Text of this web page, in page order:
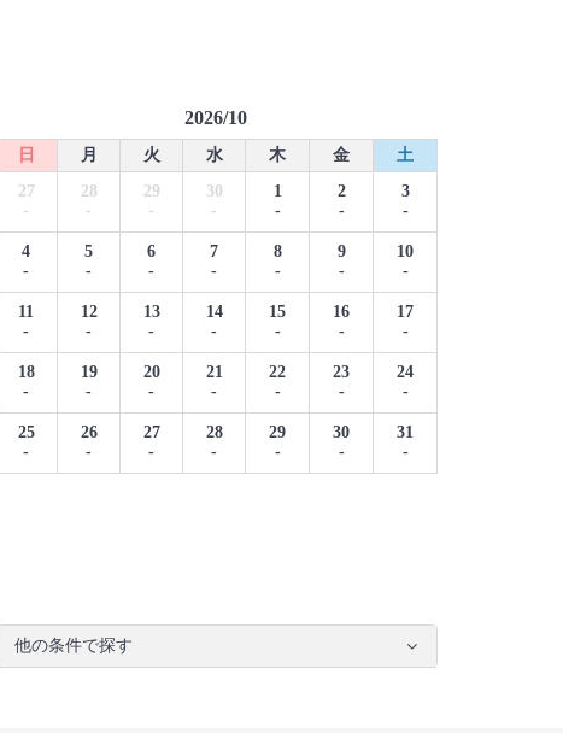
2026/10
日 月 火 水 木 金
土
27
-
28
-
29
-
30
-
1
-
2
-
3
-
4
-
5
-
6
-
7
-
8
-
9
-
10
-
11
-
12
-
13
-
14
-
15
-
16
-
17
-
18
-
19
-
20
-
21
-
22
-
23
-
24
-
25
-
26
-
27
-
28
-
29
-
30
-
31
-
他の条件で探す